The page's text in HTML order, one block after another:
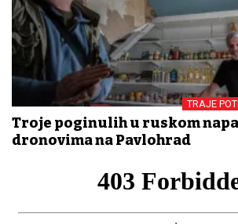
TRAJE
Troje poginulih u ruskom
dronovima na Pavlohrad